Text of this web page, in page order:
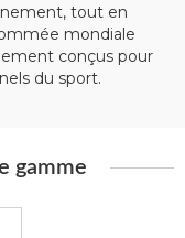
tout en
mondiale
conçus pour
du sport.
gamme